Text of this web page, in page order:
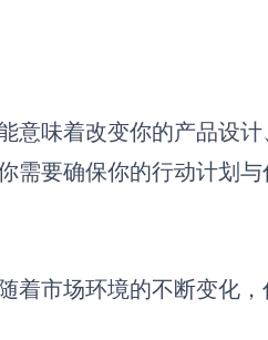
意味着改变你的产品设
需要确保你的行动计划
着市场环境的不断变化